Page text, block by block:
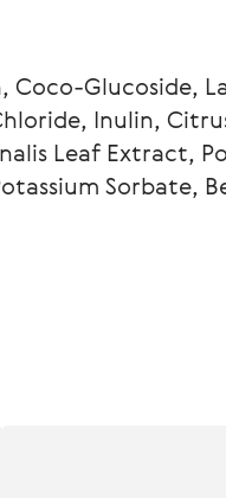
Coco-Glucoside,
Inulin,
Leaf Extract,
Sorbate,